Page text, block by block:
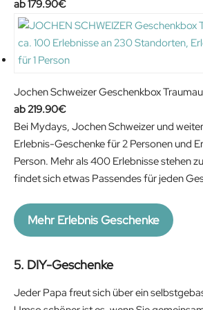
179.90€
Jochen Schweizer Geschenkbox
219.90€
Bei Mydays, Jochen Schweizer und
Erlebnis-Geschenke für 2 Personen und
Person. Mehr als 400 Erlebnisse stehen
findet sich etwas Passendes für jeden
Mehr Erlebnis Geschenke
5. DIY-Geschenke
Jeder Papa freut sich über ein